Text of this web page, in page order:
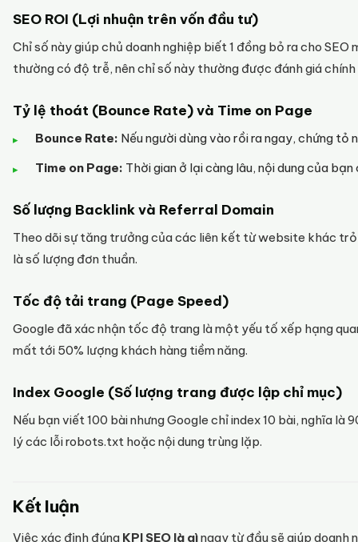
SEO ROI (Lợi nhuận trên vốn đầu tư)
Chỉ số này giúp chủ doanh nghiệp biết 1 đồng bỏ ra cho SEO
thường có độ trễ, nên chỉ số này thường được đánh giá
Tỷ lệ thoát (Bounce Rate) và Time on Page
Bounce Rate: Nếu người dùng vào rồi ra ngay, chứng tỏ
Time on Page: Thời gian ở lại càng lâu, nội dung của
Số lượng Backlink và Referral Domain
Theo dõi sự tăng trưởng của các liên kết từ website khác
là số lượng đơn thuần.
Tốc độ tải trang (Page Speed)
Google đã xác nhận tốc độ trang là một yếu tố xếp hạng
mất tới 50% lượng khách hàng tiềm năng.
Index Google (Số lượng trang được lập chỉ mục)
Nếu bạn viết 100 bài nhưng Google chỉ index 10 bài, nghĩa là
lý các lỗi robots.txt hoặc nội dung trùng lặp.
Kết luận
Việc xác định đúng KPI SEO là gìngay từ đầu sẽ giúp doanh